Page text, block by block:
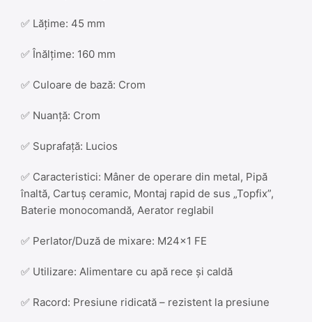
✅ Lățime: 45 mm
✅ Înălțime: 160 mm
✅ Culoare de bază: Crom
✅ Nuanță: Crom
✅ Suprafață: Lucios
✅ Caracteristici: Mâner de operare din metal, Pipă
înaltă, Cartuș ceramic, Montaj rapid de sus „Topfix”,
Baterie monocomandă, Aerator reglabil
✅ Perlator/Duză de mixare: M24x1 FE
✅ Utilizare: Alimentare cu apă rece și caldă
✅ Racord: Presiune ridicată – rezistent la presiune